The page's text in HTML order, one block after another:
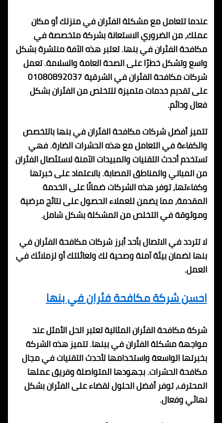
عندما تتعامل مع مشكلة الفئران في منزلك أو مكان
عملك، من الضروري الاستعانة بشركة متخصصة في
مكافحة الفئران في بنها. تعتبر هذه الآفة منتشرة بشكل
واسع وتشكل خطرًا على الصحة العامة والسلامة. تعمل
شركات مكافحة الفئران في الشرقية 01080892037
على تقديم خدمات متميزة للتخلص من الفئران بشكل
فعال ودائم.
تتميز أفضل شركات مكافحة الفئران في بنها بالتخصص
والكفاءة في التعامل مع هذه الحشرات الضارة. فهي
تستخدم أحدث التقنيات والمبيدات الآمنة لاستئصال الفئران
من المباني والمناطق المصابة. بالاعتماد على خبرتها
وكفاءتها، توفر هذه الشركات ضمانًا على الخدمة
المقدمة، مما يضمن للعملاء الحصول على نتائج مرضية
وموثوقة في التخلص من المشكلة بشكل شامل.
لا تتردد في الاتصال بأحد أبرز شركات مكافحة الفئران في
بنها لضمان بيئة آمنة وصحية لك ولعائلتك أو لزملائك في
العمل.
احسن شركة مكافحة فئران في بنها
شركة مكافحة الفئران المثالية تعتبر الحل الأمثل عند
مواجهة مشكلة الفئران في ببنها. تتميز هذه الشركة
بخبرتها الواسعة واستخدامها لأحدث التقنيات في مجال
مكافحة الحشرات. بجهودها المتواصلة وفريق عملها
المحترف، توفر أفضل الحلول لقضاء على الفئران بشكل
نهائي وفعال.